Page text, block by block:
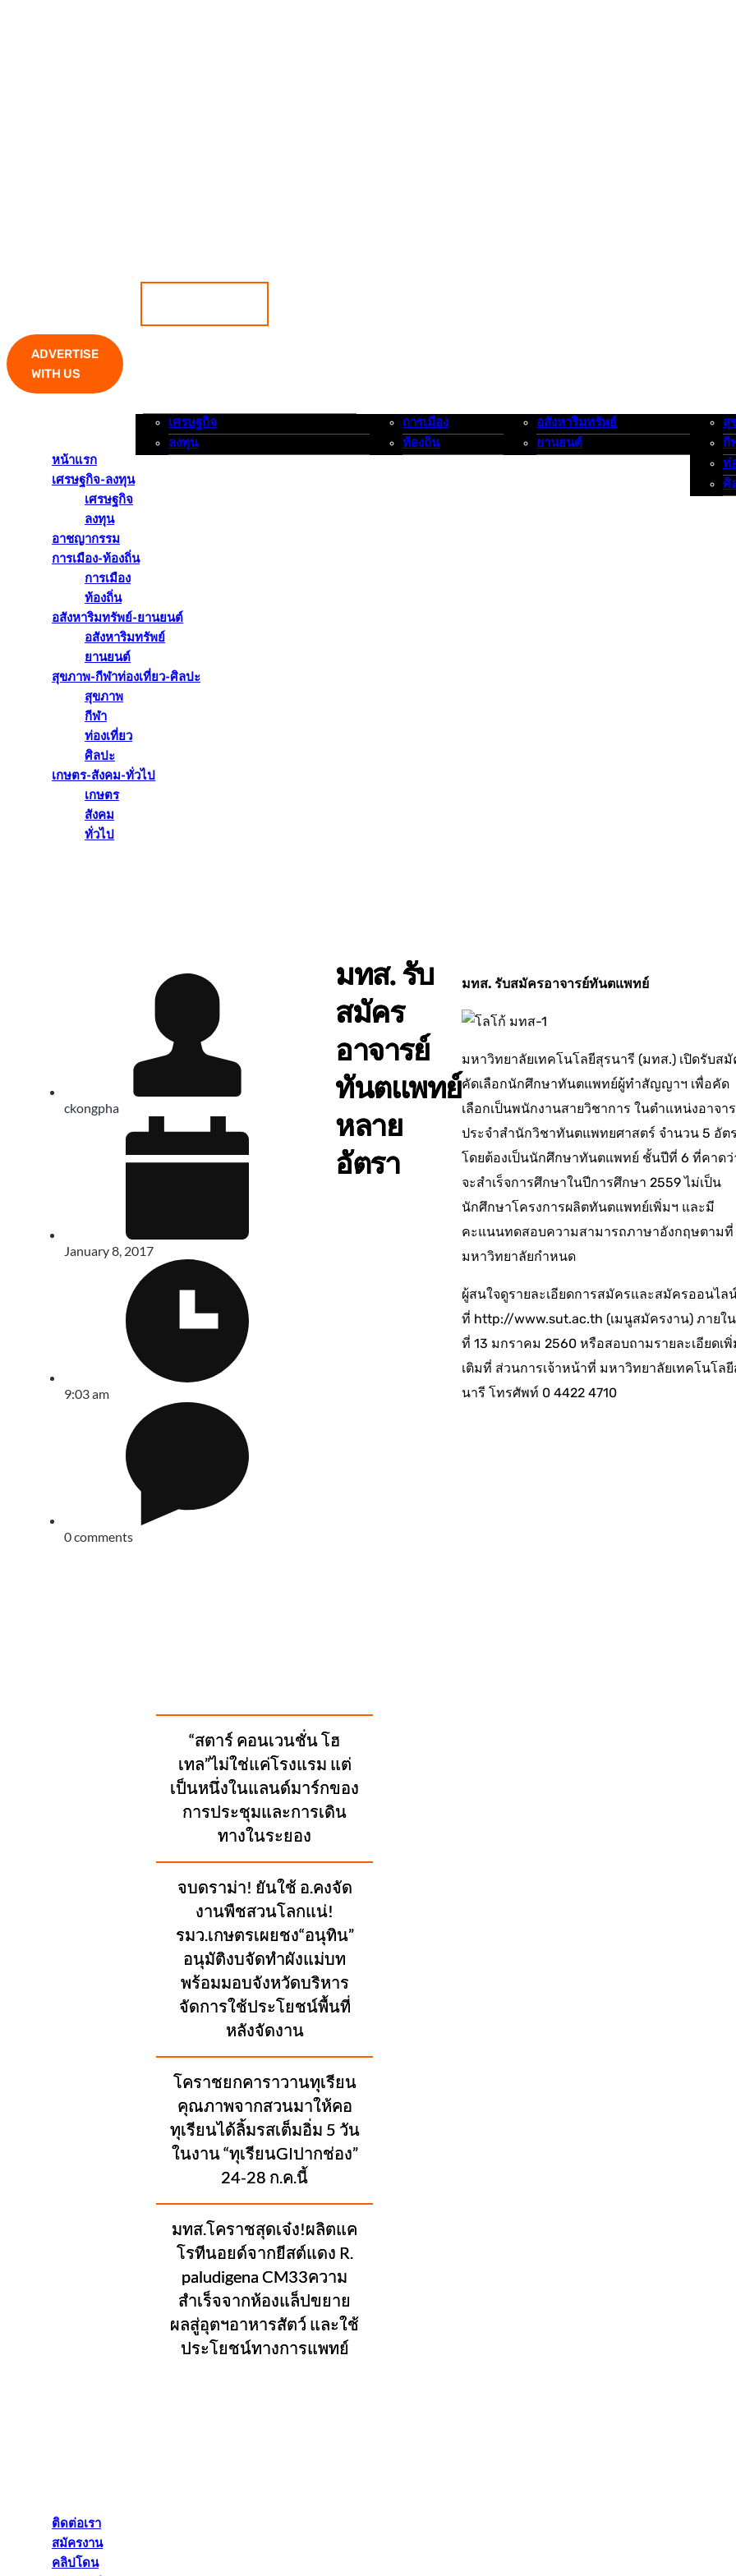
ADVERTISE
WITH US
เศรษฐกิจ-ลงทุน
เศรษฐกิจ
ลงทุน
การเมือง-ท้องถิ่น
การเมือง
ท้องถิ่น
อสังหาริมทรัพย์-ยานยนต์
อสังหาริมทรัพย์
ยานยนต์
สุขภ
สุ
กี
ท่
ศิ
หน้าแรก
เศรษฐกิจ-ลงทุน
เศรษฐกิจ
ลงทุน
อาชญากรรม
การเมือง-ท้องถิ่น
การเมือง
ท้องถิ่น
อสังหาริมทรัพย์-ยานยนต์
อสังหาริมทรัพย์
ยานยนต์
สุขภาพ-กีฬาท่องเที่ยว-ศิลปะ
สุขภาพ
กีฬา
ท่องเที่ยว
ศิลปะ
เกษตร-สังคม-ทั่วไป
เกษตร
สังคม
ทั่วไป
ckongpha
January 8, 2017
9:03 am
0 comments
มทส. รับ
สมัคร
อาจารย์
ทันตแพทย์
หลาย
อัตรา
มทส. รับสมัครอาจารย์ทันตแพทย์
มหาวิทยาลัยเทคโนโลยีสุรนารี (มทส.) เปิดรับสมั
คัดเลือกนักศึกษาทันตแพทย์ผู้ทำสัญญาฯ เพื่อคัด
เลือกเป็นพนักงานสายวิชาการ ในตำแหน่งอาจา
ประจำสำนักวิชาทันตแพทยศาสตร์ จำนวน 5 อัต
โดยต้องเป็นนักศึกษาทันตแพทย์ ชั้นปีที่ 6 ที่คาดว่
จะสำเร็จการศึกษาในปีการศึกษา 2559 ไม่เป็น
นักศึกษาโครงการผลิตทันตแพทย์เพิ่มฯ และมี
คะแนนทดสอบความสามารถภาษาอังกฤษตามที่
มหาวิทยาลัยกำหนด
ผู้สนใจดูรายละเอียดการสมัครและสมัครออนไล
ที่ http://www.sut.ac.th (เมนูสมัครงาน) ภายใ
ที่ 13 มกราคม 2560 หรือสอบถามรายละเอียดเ
เติมที่ ส่วนการเจ้าหน้าที่ มหาวิทยาลัยเทคโนโลยี
นารี โทรศัพท์ 0 4422 4710
“สตาร์ คอนเวนชั่น โฮ
เทล”ไม่ใช่แค่โรงแรม แต่
เป็นหนึ่งในแลนด์มาร์กของ
การประชุมและการเดิน
ทางในระยอง
จบดราม่า! ยันใช้ อ.คงจัด
งานพืชสวนโลกแน่!
รมว.เกษตรเผยชง“อนุทิน”
อนุมัติงบจัดทำผังแม่บท
พร้อมมอบจังหวัดบริหาร
จัดการใช้ประโยชน์พื้นที่
หลังจัดงาน
โคราชยกคาราวานทุเรียน
คุณภาพจากสวนมาให้คอ
ทุเรียนได้ลิ้มรสเต็มอิ่ม 5 วัน
ในงาน “ทุเรียนGIปากช่อง”
24-28 ก.ค.นี้
มทส.โคราชสุดเจ๋ง!ผลิตแค
โรทีนอยด์จากยีสต์แดง R.
paludigena CM33ความ
สำเร็จจากห้องแล็ปขยาย
ผลสู่อุตฯอาหารสัตว์ และใช้
ประโยชน์ทางการแพทย์
ติดต่อเรา
สมัครงาน
คลิปโดน